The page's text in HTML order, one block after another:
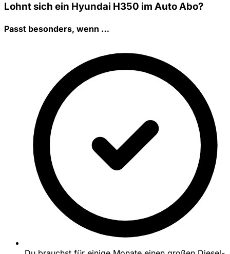
Lohnt sich ein Hyundai H350 im Auto Abo?
Passt besonders, wenn …